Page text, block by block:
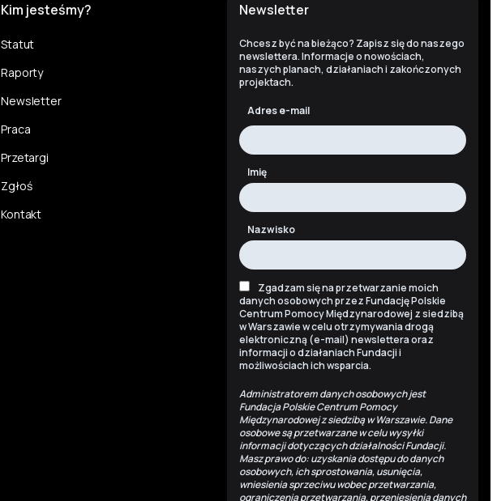
Newsletter
Chcesz być na bieżąco? Zapisz się do naszego
newslettera. Informacje o nowościach,
naszych planach, działaniach i zakończonych
projektach.
Adres e-mail
Imię
Nazwisko
Zgadzam się na przetwarzanie moich
danych osobowych przez Fundację Polskie
Centrum Pomocy Międzynarodowej z siedzibą
w Warszawie w celu otrzymywania drogą
elektroniczną (e-mail) newslettera oraz
informacji o działaniach Fundacji i
możliwościach ich wsparcia.
Administratorem danych osobowych jest
Fundacja Polskie Centrum Pomocy
Międzynarodowej z siedzibą w Warszawie. Dane
osobowe są przetwarzane w celu wysyłki
informacji dotyczących działalności Fundacji.
Masz prawo do: uzyskania dostępu do danych
osobowych, ich sprostowania, usunięcia,
wniesienia sprzeciwu wobec przetwarzania,
ograniczenia przetwarzania, przeniesienia danych
Kim jesteśmy?
Statut
Raporty
Newsletter
Praca
Przetargi
Zgłoś
Kontakt